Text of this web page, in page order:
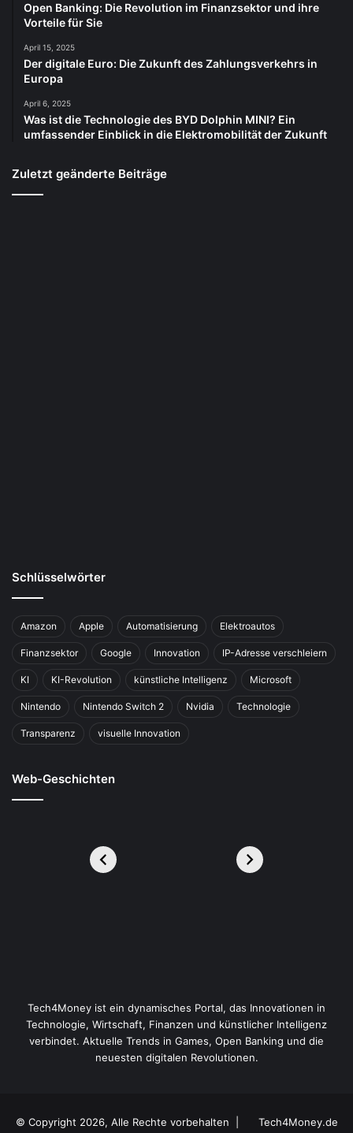
Open Banking: Die Revolution im Finanzsektor und ihre
Vorteile für Sie
April 15, 2025
Der digitale Euro: Die Zukunft des Zahlungsverkehrs in
Europa
April 6, 2025
Was ist die Technologie des BYD Dolphin MINI? Ein
umfassender Einblick in die Elektromobilität der Zukunft
Zuletzt geänderte Beiträge
Schlüsselwörter
Amazon Apple Automatisierung Elektroautos
Finanzsektor Google Innovation IP-Adresse verschleiern
KI KI-Revolution künstliche Intelligenz Microsoft
Nintendo Nintendo Switch 2 Nvidia Technologie
Transparenz visuelle Innovation
Web-Geschichten
Tech4Money ist ein dynamisches Portal, das Innovationen in
Technologie, Wirtschaft, Finanzen und künstlicher Intelligenz
verbindet. Aktuelle Trends in Games, Open Banking und die
neuesten digitalen Revolutionen.
© Copyright 2026, Alle Rechte vorbehalten | Tech4Money.de